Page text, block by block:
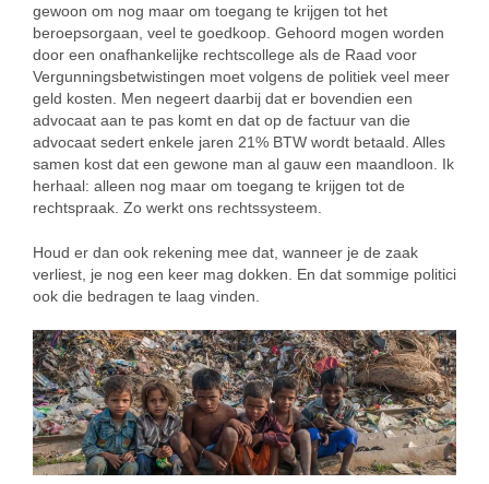
gewoon om nog maar om toegang te krijgen tot het
beroepsorgaan, veel te goedkoop. Gehoord mogen worden
door een onafhankelijke rechtscollege als de Raad voor
Vergunningsbetwistingen moet volgens de politiek veel meer
geld kosten. Men negeert daarbij dat er bovendien een
advocaat aan te pas komt en dat op de factuur van die
advocaat sedert enkele jaren 21% BTW wordt betaald. Alles
samen kost dat een gewone man al gauw een maandloon. Ik
herhaal: alleen nog maar om toegang te krijgen tot de
rechtspraak. Zo werkt ons rechtssysteem.
Houd er dan ook rekening mee dat, wanneer je de zaak
verliest, je nog een keer mag dokken. En dat sommige politici
ook die bedragen te laag vinden.